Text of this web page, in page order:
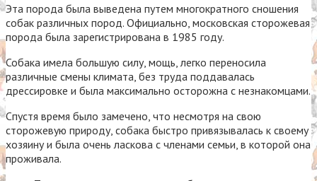
Эта порода была выведена путем многократного сношения
собак различных пород. Официально, московская сторожевая
порода была зарегистрирована в 1985 году.
Собака имела большую силу, мощь, легко переносила
различные смены климата, без труда поддавалась
дрессировке и была максимально осторожна с незнакомцами.
Спустя время было замечено, что несмотря на свою
сторожевую природу, собака быстро привязывалась к своему
хозяину и была очень ласкова с членами семьи, в которой она
проживала.